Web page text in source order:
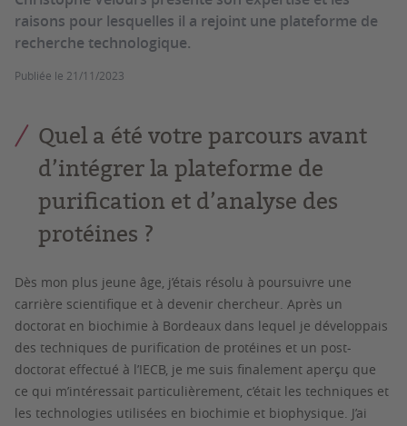
raisons pour lesquelles il a rejoint une plateforme de
recherche technologique.
Publiée le 21/11/2023
Quel a été votre parcours avant
d’intégrer la plateforme de
purification et d’analyse des
protéines ?
Dès mon plus jeune âge, j’étais résolu à poursuivre une
carrière scientifique et à devenir chercheur. Après un
doctorat en biochimie à Bordeaux dans lequel je développais
des techniques de purification de protéines et un post-
doctorat effectué à l’IECB, je me suis finalement aperçu que
ce qui m’intéressait particulièrement, c’était les techniques et
les technologies utilisées en biochimie et biophysique. J’ai